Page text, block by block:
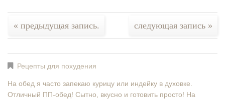
« предыдущая запись. следующая запись »
Рецепты для похудения
На обед я часто запекаю курицу или индейку в духовке.
Отличный ПП-обед! Сытно, вкусно и готовить просто! На